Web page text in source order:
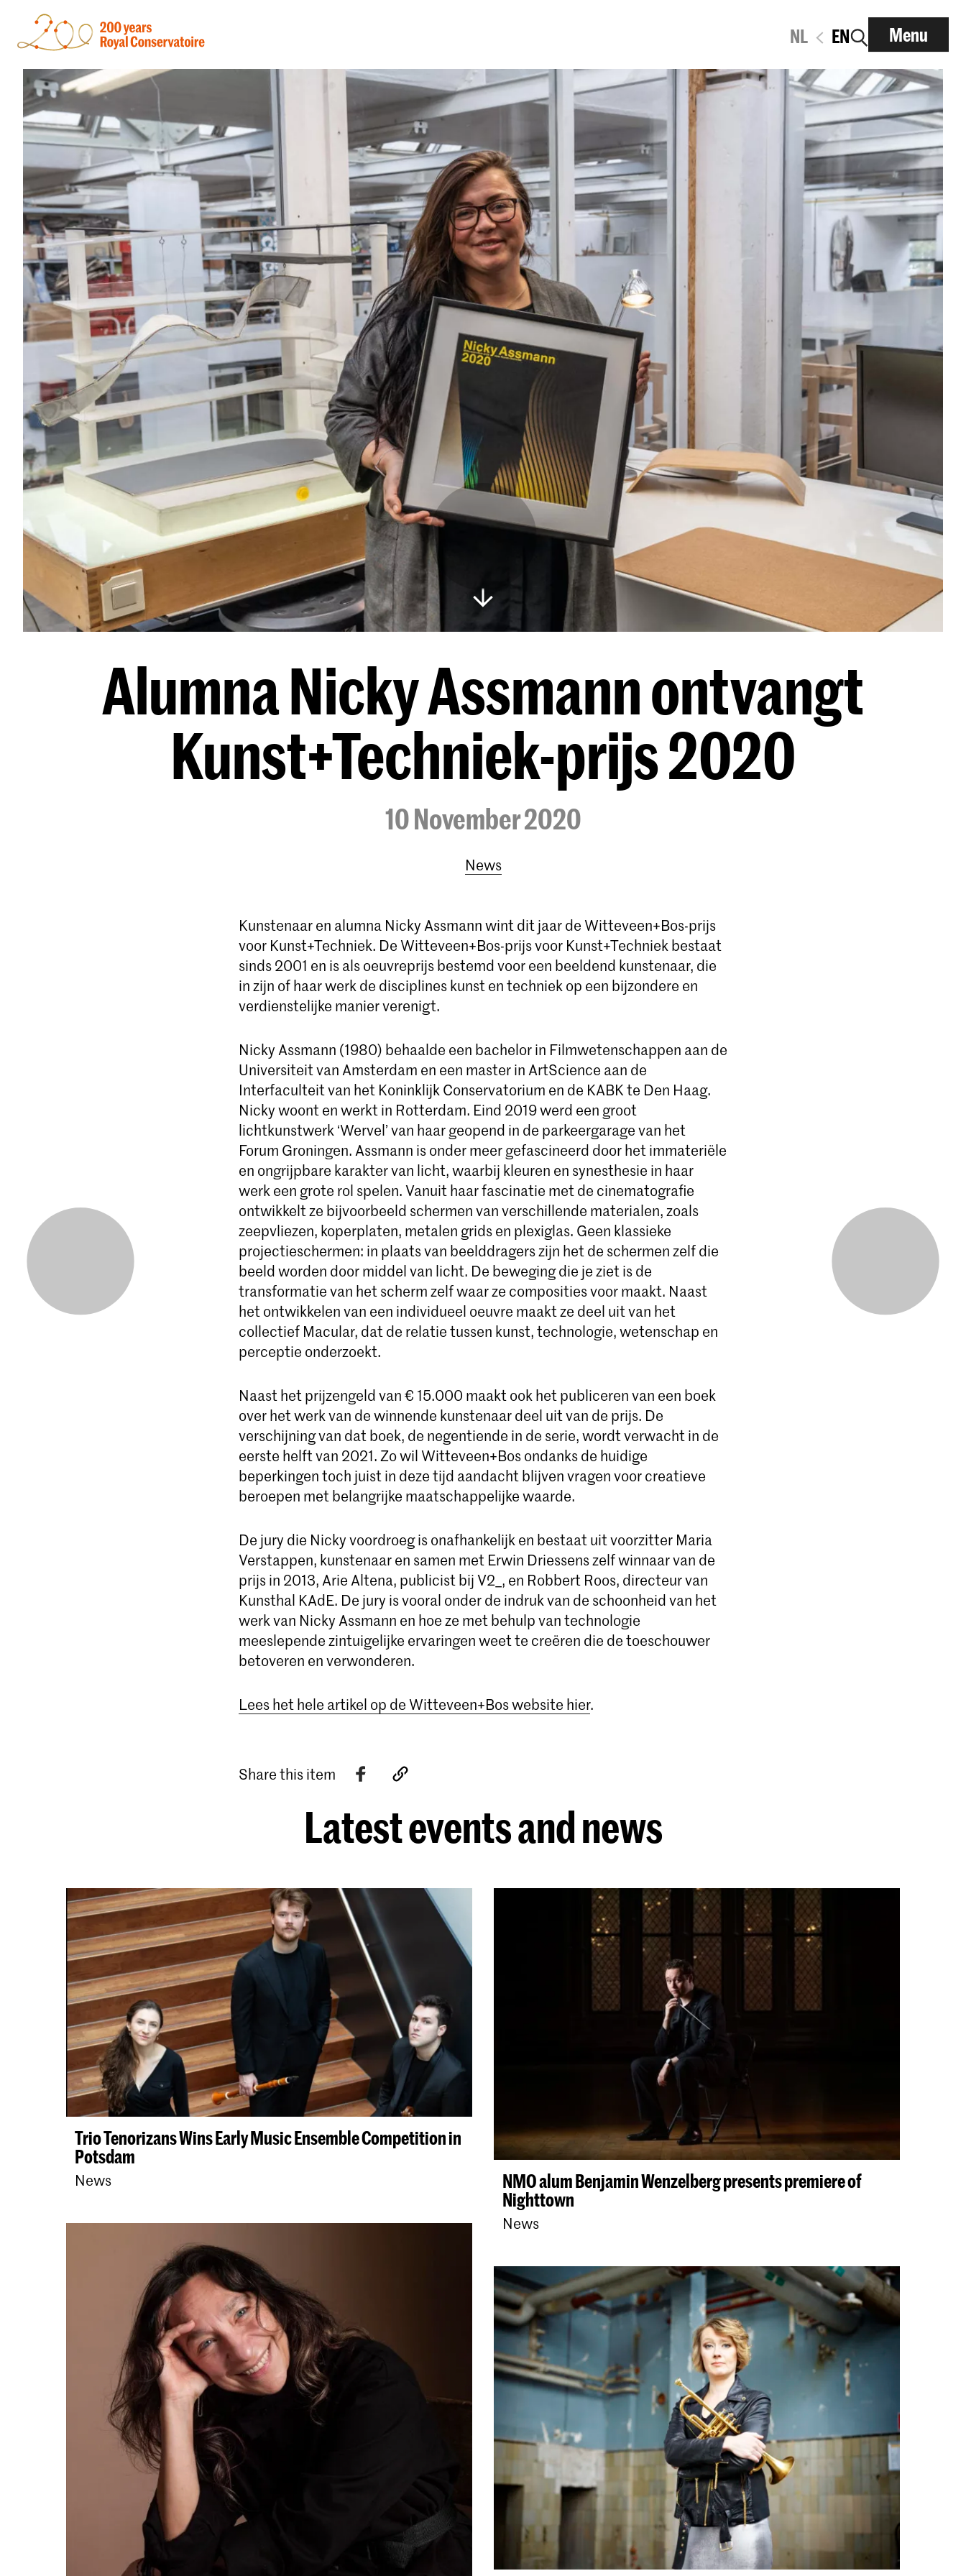
NL EN Menu
Alumna Nicky Assmann ontvangt
Kunst+Techniek-prijs 2020
10 November 2020
News
Kunstenaar en alumna Nicky Assmann wint dit jaar de Witteveen+Bos-prijs
voor Kunst+Techniek. De Witteveen+Bos-prijs voor Kunst+Techniek bestaat
sinds 2001 en is als oeuvreprijs bestemd voor een beeldend kunstenaar, die
in zijn of haar werk de disciplines kunst en techniek op een bijzondere en
verdienstelijke manier verenigt.
Nicky Assmann (1980) behaalde een bachelor in Filmwetenschappen aan de
Universiteit van Amsterdam en een master in ArtScience aan de
Interfaculteit van het Koninklijk Conservatorium en de KABK te Den Haag.
Nicky woont en werkt in Rotterdam. Eind 2019 werd een groot
lichtkunstwerk ‘Wervel’ van haar geopend in de parkeergarage van het
Forum Groningen. Assmann is onder meer gefascineerd door het immateriële
en ongrijpbare karakter van licht, waarbij kleuren en synesthesie in haar
werk een grote rol spelen. Vanuit haar fascinatie met de cinematografie
ontwikkelt ze bijvoorbeeld schermen van verschillende materialen, zoals
zeepvliezen, koperplaten, metalen grids en plexiglas. Geen klassieke
projectieschermen: in plaats van beelddragers zijn het de schermen zelf die
beeld worden door middel van licht. De beweging die je ziet is de
transformatie van het scherm zelf waar ze composities voor maakt. Naast
het ontwikkelen van een individueel oeuvre maakt ze deel uit van het
collectief Macular, dat de relatie tussen kunst, technologie, wetenschap en
perceptie onderzoekt.
Naast het prijzengeld van € 15.000 maakt ook het publiceren van een boek
over het werk van de winnende kunstenaar deel uit van de prijs. De
verschijning van dat boek, de negentiende in de serie, wordt verwacht in de
eerste helft van 2021. Zo wil Witteveen+Bos ondanks de huidige
beperkingen toch juist in deze tijd aandacht blijven vragen voor creatieve
beroepen met belangrijke maatschappelijke waarde.
De jury die Nicky voordroeg is onafhankelijk en bestaat uit voorzitter Maria
Verstappen, kunstenaar en samen met Erwin Driessens zelf winnaar van de
prijs in 2013, Arie Altena, publicist bij V2_, en Robbert Roos, directeur van
Kunsthal KAdE. De jury is vooral onder de indruk van de schoonheid van het
werk van Nicky Assmann en hoe ze met behulp van technologie
meeslepende zintuigelijke ervaringen weet te creëren die de toeschouwer
betoveren en verwonderen.
Lees het hele artikel op de Witteveen+Bos website hier.
Share this item
Latest events and news
Trio Tenorizans Wins Early Music Ensemble Competition in
Potsdam
News
NMO alum Benjamin Wenzelberg presents premiere of
Nighttown
News